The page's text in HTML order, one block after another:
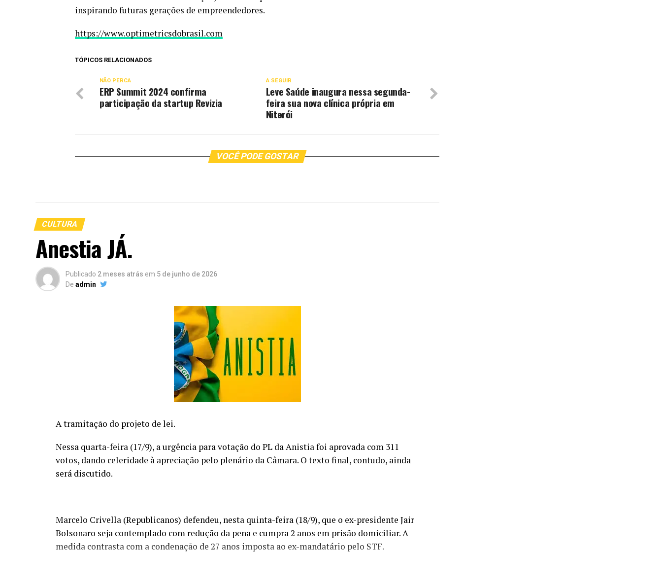
inspirando futuras gerações de empreendedores.
https://www.optimetricsdobrasil.com
TÓPICOS RELACIONADOS
A SEGUIR
Leve Saúde inaugura nessa segunda-
feira sua nova clínica própria em
Niterói
NÃO PERCA
ERP Summit 2024 confirma
participação da startup Revizia
VOCÊ PODE GOSTAR
CULTURA
Anestia JÁ.
Publicado 2 meses atrás em 5 de junho de 2026
De admin
A tramitação do projeto de lei.
Nessa quarta-feira (17/9), a urgência para votação do PL da Anistia foi aprovada com 311
votos, dando celeridade à apreciação pelo plenário da Câmara. O texto final, contudo, ainda
será discutido.
Marcelo Crivella (Republicanos) defendeu, nesta quinta-feira (18/9), que o ex-presidente Jair
Bolsonaro seja contemplado com redução da pena e cumpra 2 anos em prisão domiciliar. A
medida contrasta com a condenação de 27 anos imposta ao ex-mandatário pelo STF.